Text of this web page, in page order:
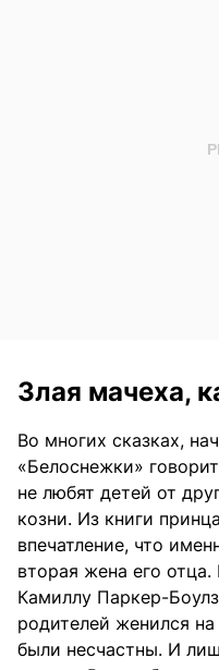
Злая мачеха,
Во многих сказках,
«Белоснежки»
не любят детей от
козни. Из книги
впечатление, что
вторая жена его
Камиллу Паркер-
родителей женился
были несчастны. И